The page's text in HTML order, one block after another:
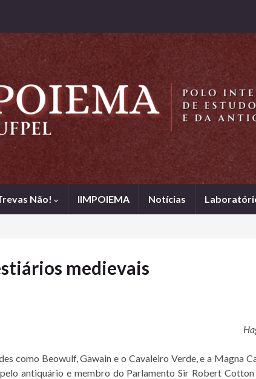
Não! IIMPOIEMA Notícias
medievais
como Beowulf, Gawain e o Cavaleiro Verde, e a Magna
antiquário e membro do Parlamento Sir Robert